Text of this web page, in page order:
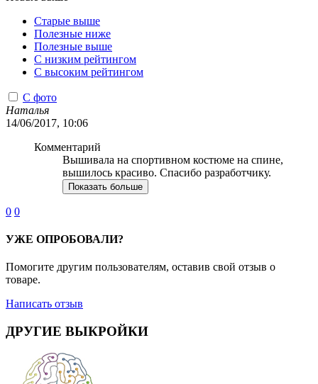
Старые выше
Полезные ниже
Полезные выше
С низким рейтингом
C высоким рейтингом
С фото
Наталья
14/06/2017, 10:06
Комментарий
Вышивала на спортивном костюме на спине,
вышилось красиво. Спасибо разработчику.
Показать больше
0 0
УЖЕ ОПРОБОВАЛИ?
Помогите другим пользователям, оставив свой отзыв о
товаре.
Написать отзыв
ДРУГИЕ ВЫКРОЙКИ